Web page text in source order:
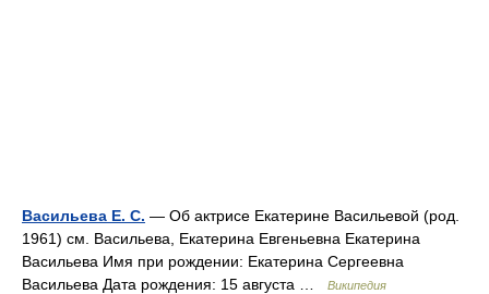
Васильева Е. С. — Об актрисе Екатерине Васильевой (род.
1961) см. Васильева, Екатерина Евгеньевна Екатерина
Васильева Имя при рождении: Екатерина Сергеевна
Васильева Дата рождения: 15 августа …
Википедия